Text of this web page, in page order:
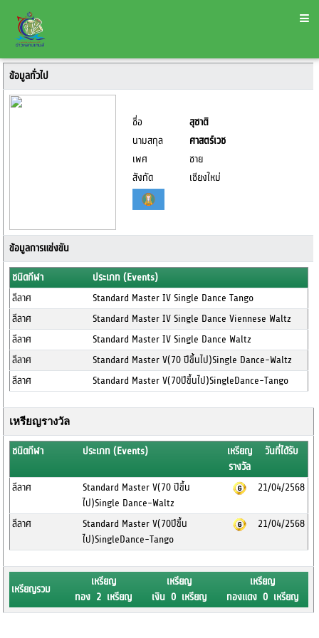
ข้อมูลทั่วไป
ชื่อ
สุชาติ
นามสกุล
ศาสตร์เวช
เพศ
ชาย
สังกัด
เชียงใหม่
ข้อมูลการแข่งขัน
ชนิดกีฬา
ประเภท (Events)
ลีลาศ
Standard Master IV Single Dance Tango
ลีลาศ
Standard Master IV Single Dance Viennese Waltz
ลีลาศ
Standard Master IV Single Dance Waltz
ลีลาศ
Standard Master V(70 ปีขึ้นไป)Single Dance-Waltz
ลีลาศ
Standard Master V(70ปีขึ้นไป)SingleDance-Tango
เหรียญรางวัล
ชนิดกีฬา ประเภท (Events)
เหรียญ
รางวัล
วันที่ได้รับ
ลีลาศ
Standard Master V(70 ปีขึ้น
ไป)Single Dance-Waltz
21/04/2568
ลีลาศ
Standard Master V(70ปีขึ้น
ไป)SingleDance-Tango
21/04/2568
เหรียญรวม
เหรียญ
ทอง 2 เหรียญ
เหรียญ
เงิน 0 เหรียญ
เหรียญ
ทองแดง 0 เหรียญ